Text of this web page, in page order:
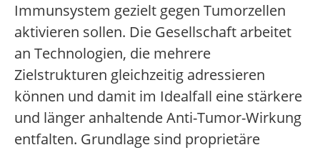
Immunsystem gezielt gegen Tumorzellen
aktivieren sollen. Die Gesellschaft arbeitet
an Technologien, die mehrere
Zielstrukturen gleichzeitig adressieren
können und damit im Idealfall eine stärkere
und länger anhaltende Anti-Tumor-Wirkung
entfalten. Grundlage sind proprietäre